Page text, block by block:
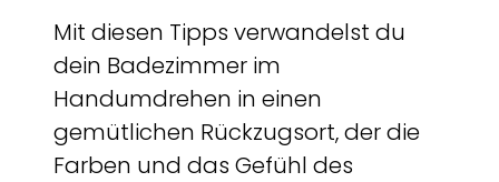
Mit diesen Tipps verwandelst du
dein Badezimmer im
Handumdrehen in einen
gemütlichen Rückzugsort, der die
Farben und das Gefühl des